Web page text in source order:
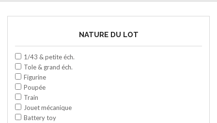
NATURE DU LOT
1/43 & petite éch.
Tole & grand éch.
Figurine
Poupée
Train
Jouet mécanique
Battery toy